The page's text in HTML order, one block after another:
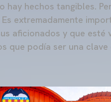
hechos tangibles.
extremadamente
aficionados y que esté
que podía ser una